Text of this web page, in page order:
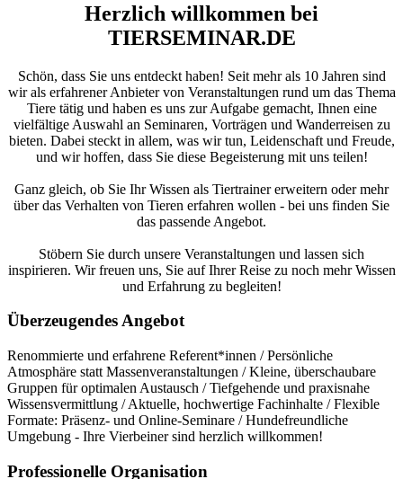
Herzlich willkommen bei
TIERSEMINAR.DE
Schön, dass Sie uns entdeckt haben! Seit mehr als 10 Jahren sind
wir als erfahrener Anbieter von Veranstaltungen rund um das Thema
Tiere tätig und haben es uns zur Aufgabe gemacht, Ihnen eine
vielfältige Auswahl an Seminaren, Vorträgen und Wanderreisen zu
bieten. Dabei steckt in allem, was wir tun, Leidenschaft und Freude,
und wir hoffen, dass Sie diese Begeisterung mit uns teilen!
Ganz gleich, ob Sie Ihr Wissen als Tiertrainer erweitern oder mehr
über das Verhalten von Tieren erfahren wollen - bei uns finden Sie
das passende Angebot.
Stöbern Sie durch unsere Veranstaltungen und lassen sich
inspirieren. Wir freuen uns, Sie auf Ihrer Reise zu noch mehr Wissen
und Erfahrung zu begleiten!
Überzeugendes Angebot
Renommierte und erfahrene Referent*innen / Persönliche
Atmosphäre statt Massenveranstaltungen / Kleine, überschaubare
Gruppen für optimalen Austausch / Tiefgehende und praxisnahe
Wissensvermittlung / Aktuelle, hochwertige Fachinhalte / Flexible
Formate: Präsenz- und Online-Seminare / Hundefreundliche
Umgebung - Ihre Vierbeiner sind herzlich willkommen!
Professionelle Organisation